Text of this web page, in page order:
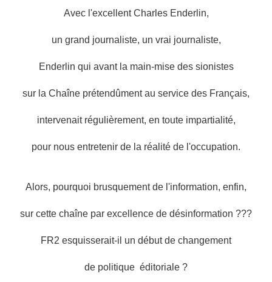
Avec l'excellent Charles Enderlin,
un grand journaliste, un vrai journaliste,
Enderlin qui avant la main-mise des sionistes
sur la Chaîne prétendûment au service des Français,
intervenait régulièrement, en toute impartialité,
pour nous entretenir de la réalité de l'occupation.
Alors, pourquoi brusquement de l'information, enfin,
sur cette chaîne par excellence de désinformation ???
FR2 esquisserait-il un début de changement
de politique éditoriale ?